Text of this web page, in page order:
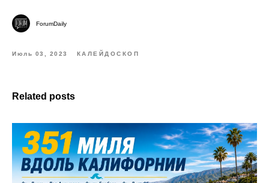
ForumDaily
Июль 03, 2023 КАЛЕЙДОСКОП
Related posts